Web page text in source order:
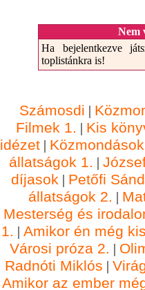
Nem
Ha bejelentkezve
toplistánkra is!
Számosdi |
Filmek 1. | Kis
idézet |
állatságok 1. |
díjasok | Petőfi
állatságok 2. |
Mesterség és
1. | Amikor én még
Városi próza 2. |
Radnóti Miklós |
Amikor az ember